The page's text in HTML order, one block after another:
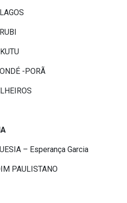
-PORÃ
– Esperança Garcia
PAULISTANO